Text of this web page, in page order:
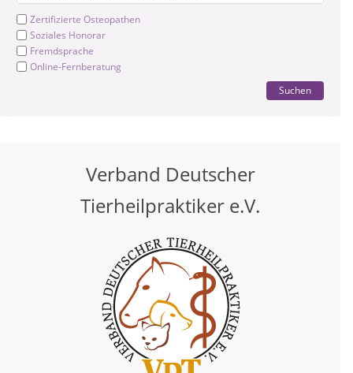
Zertifizierte Osteopathen
Soziales Honorar
Fremdsprache
Online-Fernberatung
Suchen
Verband Deutscher
Tierheilpraktiker e.V.